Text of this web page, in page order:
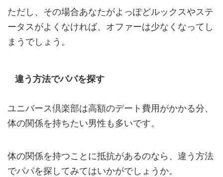
ただし、その場合あなたがよっぽどルックスやステ
ータスがよくなければ、オファーは少なくなってし
まうでしょう。
違う方法でパパを探す
ユニバース倶楽部は高額のデート費用がかかる分、
体の関係を持ちたい男性も多いです。
体の関係を持つことに抵抗があるのなら、違う方法
でパパを探してみてはいかがでしょうか。